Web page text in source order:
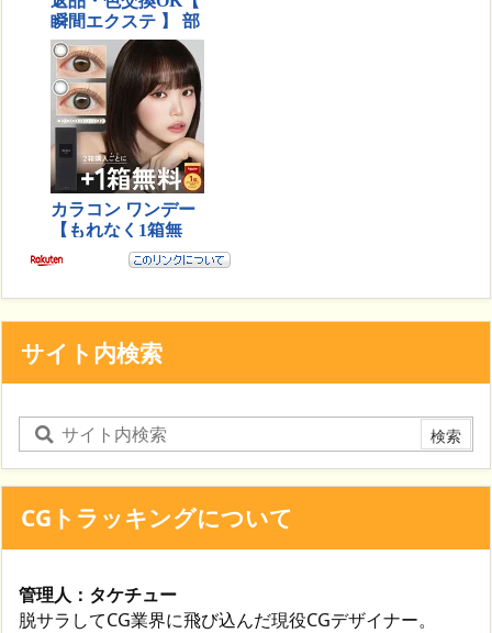
サイト内検索
CGトラッキングについて
管理人：タケチュー
脱サラしてCG業界に飛び込んだ現役CGデザイナー。